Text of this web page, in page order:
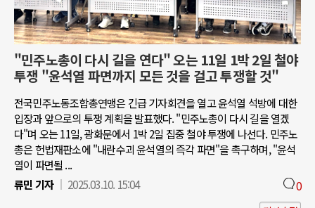
"민주노총이 다시 길을 연다" 오는 11일 1박 2일 철야
투쟁 "윤석열 파면까지 모든 것을 걸고 투쟁할 것"
전국민주노동조합총연맹은 긴급 기자회견을 열고 윤석열 석방에 대한
입장과 앞으로의 투쟁 계획을 발표했다. "민주노총이 다시 길을 열겠
다"며 오는 11일, 광화문에서 1박 2일 집중 철야 투쟁에 나선다. 민주노
총은 헌법재판소에 "내란수괴 윤석열의 즉각 파면"을 촉구하며, "윤석
열이 파면될 ...
류민 기자
2025.03.10. 15:04 0